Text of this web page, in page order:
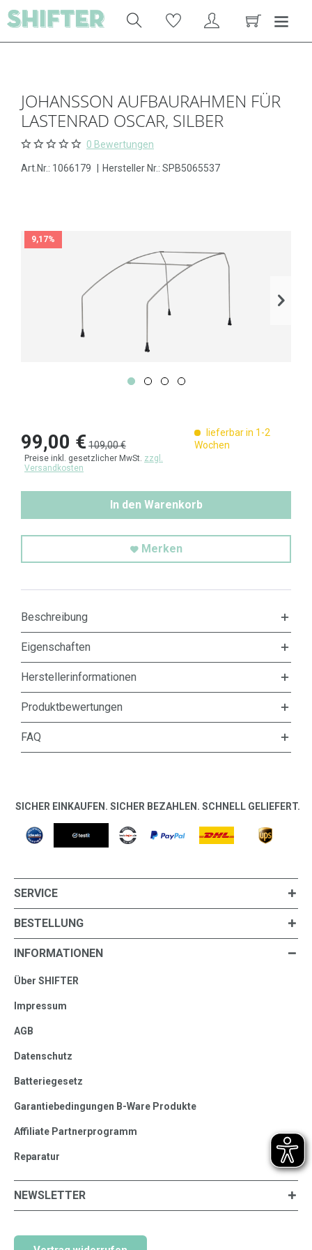
JOHANSSON AUFBAURAHMEN FÜR
LASTENRAD OSCAR, SILBER
0 Bewertungen
Art.Nr.: 1066179 Hersteller Nr.: SPB5065537
9,17%
99,00 €109,00 €
Preise inkl. gesetzlicher MwSt. zzgl.
Versandkosten
lieferbar in 1-2
Wochen
In den Warenkorb
Merken
Beschreibung
Eigenschaften
Herstellerinformationen
Produktbewertungen
FAQ
SICHER EINKAUFEN. SICHER BEZAHLEN. SCHNELL GELIEFERT.
SERVICE
BESTELLUNG
INFORMATIONEN
Über SHIFTER
Impressum
AGB
Datenschutz
Batteriegesetz
Garantiebedingungen B-Ware Produkte
Affiliate Partnerprogramm
Reparatur
NEWSLETTER